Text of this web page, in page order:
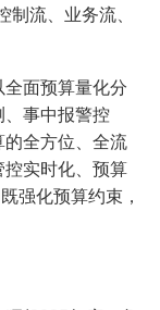
流、业务流、
面预算量化分
事中报警控
全方位、全流
实时化、预算
强化预算约束，